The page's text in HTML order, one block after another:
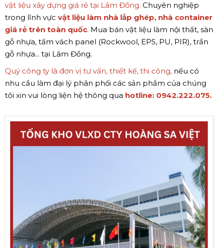
vật liệu xây dựng giá rẻ tại Lâm Đồng. Chuyên nghiệp
trong lĩnh vực vật liệu làm nhà lắp ghép, nhà container
giá rẻ trên toàn quốc. Mua bán vật liệu làm nội thất, sàn
gỗ nhựa, tấm vách panel (Rockwool, EPS, PU, PIR), trần
gỗ nhựa... tại Lâm Đồng.
Quý công ty là đơn vị tư vấn, thiết kế, thi công, nếu có
nhu cầu làm đại lý phân phối các sản phẩm của chúng
tôi xin vui lòng liện hệ thông qua hotline: 0942.222.075.